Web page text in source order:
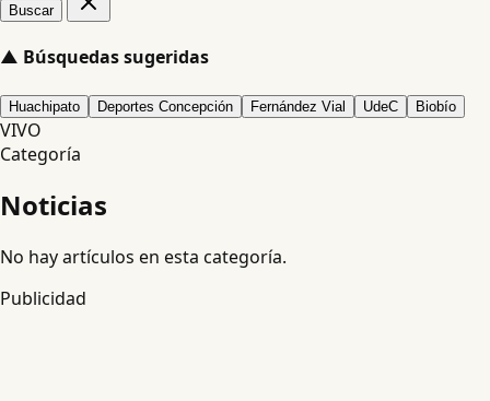
Buscar
▲ Búsquedas sugeridas
Huachipato Deportes Concepción Fernández Vial UdeC Biobío
VIVO
Categoría
Noticias
No hay artículos en esta categoría.
Publicidad